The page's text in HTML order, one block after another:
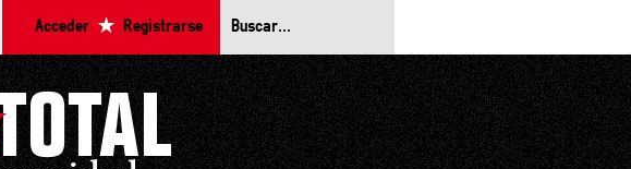
Acceder Registrarse